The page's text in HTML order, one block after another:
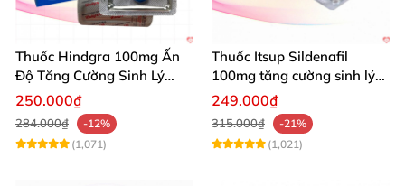
Thuốc Hindgra 100mg Ấn
Độ Tăng Cường Sinh Lý
Nam Hiệu Quả
250.000₫
284.000₫
-12%
(1,071)
Thuốc Itsup Sildenafil
100mg tăng cường sinh lý
kéo dài thời gian cho nam
249.000₫
315.000₫
-21%
(1,021)